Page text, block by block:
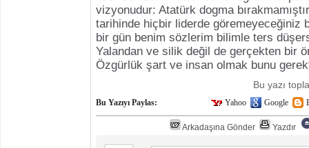
vizyonudur: Atatürk dogma
tarihinde hiçbir liderde göremeyeceğiniz
bir gün benim sözlerim bilimle ters
Yalandan ve silik değil de gerçekten bir
Özgürlük şart ve insan olmak bunu
Bu yazı
Bu Yazıyı Paylas: Yahoo Google
Arkadaşına Gönder Yazdır